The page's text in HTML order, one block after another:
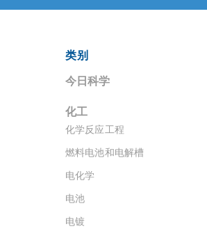
找到了
类别
今日科学
化工
化学反应工程
燃料电池和电解槽
电化学
电池
电镀